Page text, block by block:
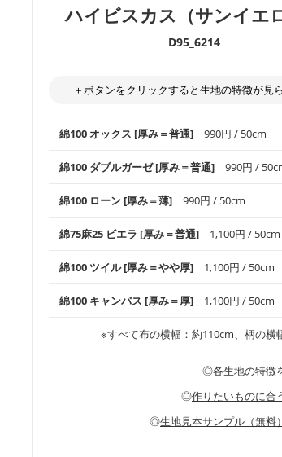
ハイビスカス（サンイエ
D95_6214
＋ボタンをクリックすると生地の特徴が見
綿100 オックス [厚み＝普通] 990円 / 50cm
使いやすさNo.1！しなやかさと適度な張りを
通気性の高さがオックス生地の特徴です。当サ
縫いやすいため、布小物全般にお使いいただけ
※レッスンバッグ、上履き袋などの通園通学グ
などの布小物
・布団カバーなどの寝具、カーテン
・スカート、甚平などの子ども服
綿100 ダブルガーゼ [厚み＝普通] 990円 /
柔らかくふんわりとした肌触りが特徴です。ベ
やハンカチなど直接肌に触れるアイテムに最適
シーズンで活躍してくれます。
・スタイ、おくるみなどのベビーグッズ
・ブラウス、チュニック、ワンピースなどの
綿100 ローン [厚み＝薄] 990円 / 50cm
上質で薄手の平織りの生地です。軽やかさとな
手触りの良さが魅力。透け感があるので、涼し
・ブラウス、シャツ、チュニックなどのトッ
綿75麻25 ビエラ [厚み＝普通] 1,100円 / 50cm
コットン75％リネン25％の当店のビエラ生地
ス生地よりもふんわりとした柔らかい質感と適
綿100 ツイル [厚み＝やや厚] 1,100円 / 50cm
綾織りの生地です。しっかりとした張りと厚
がらも柔らかいのが特徴です。生地の厚みは中
・レッスンバッグ、上履き袋などの通園通学
・カーテン、エプロン、テーブルクロスなど
綿100 キャンバス [厚み＝厚] 1,100円 / 50cm
夫で高い耐久性があります。トートバッグ・
ンケースなどの布小物、インテリア用品に向
※すべて布の横幅：約110cm、柄の横
◎各生地の特徴
◎作りたいものに合
◎生地見本サンプル（無料